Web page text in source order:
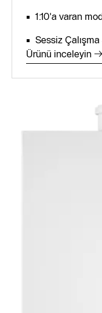
1:10'a varan
Sessiz
Ürünü inceleyin